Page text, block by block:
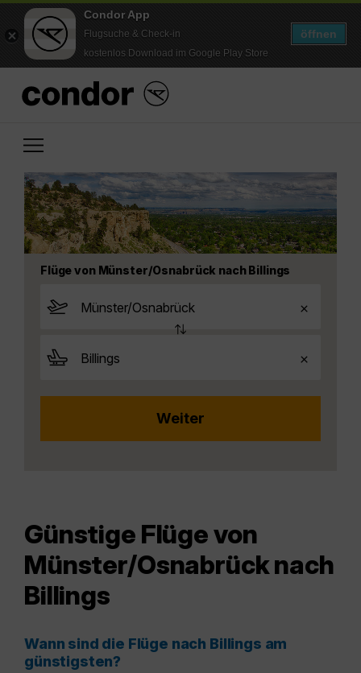
Condor App
Flugsuche & Check-in
kostenlos Download im Google Play Store
öffnen
Flüge von Münster/Osnabrück nach Billings
Günstige Flüge von
Münster/Osnabrück nach
Billings
Wann sind die Flüge nach Billings am
günstigsten?